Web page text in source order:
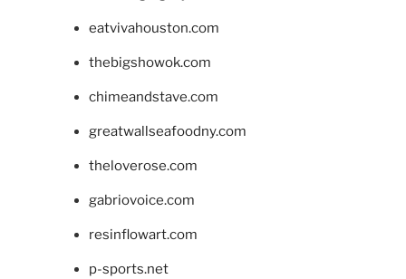
eatvivahouston.com
thebigshowok.com
chimeandstave.com
greatwallseafoodny.com
theloverose.com
gabriovoice.com
resinflowart.com
p-sports.net